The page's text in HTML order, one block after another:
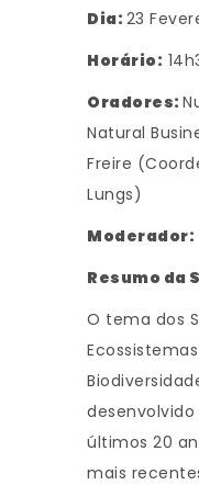
Dia: 23
Horário:
Oradores:
Natural
Freire
Lungs)
Moderador:
Resumo da
O tema dos
últimos 20
mais